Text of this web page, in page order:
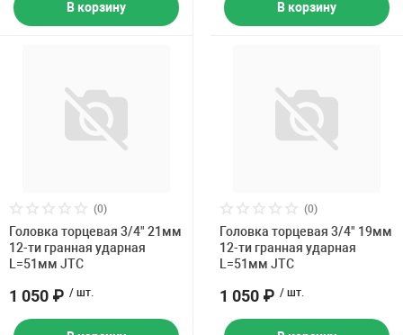
В корзину В корзину
(0)
Головка торцевая 3/4" 21мм
12-ти гранная ударная
L=51мм JTC
1 050 ₽ / шт.
(0)
Головка торцевая 3/4" 19мм
12-ти гранная ударная
L=51мм JTC
1 050 ₽ / шт.